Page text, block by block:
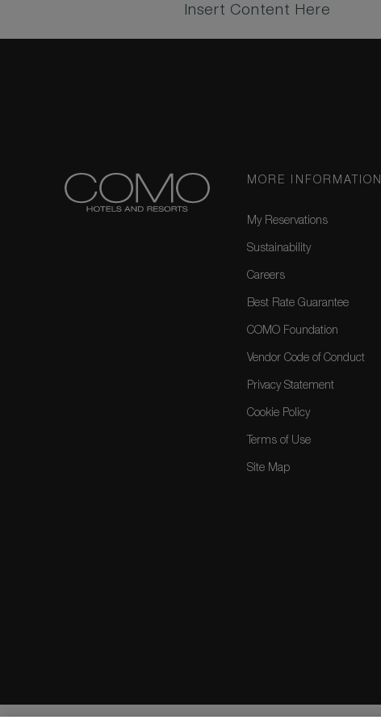
Insert Content Here
MORE INFORMATION
My Reservations
Sustainability
Careers
Best Rate Guarantee
COMO Foundation
Vendor Code of Conduct
Privacy Statement
Cookie Policy
Terms of Use
Site Map